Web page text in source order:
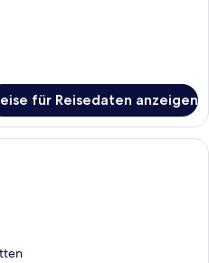
für Reisedaten anzeigen
Ein modernes Hotelzimmer mit